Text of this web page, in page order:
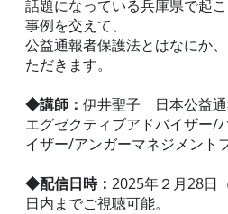
話題になっている兵庫県で起
事例を交えて、
公益通報者保護法とはなにか
ただきます。
◆講師： 伊井聖子 日本公益
エグゼクティブアドバイザー/
イザー/アンガーマネジメント
◆配信日時： 2025年２月28日
日内までご視聴可能。